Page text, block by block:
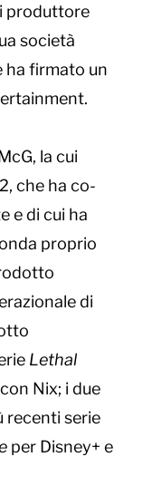
produttore
società
ha firmato un
la cui
che ha co-
e di cui ha
proprio
di
Lethal
Nix; i due
recenti serie
per Disney+ e